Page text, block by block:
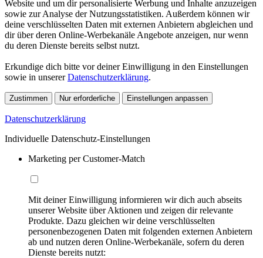
Website und um dir personalisierte Werbung und Inhalte anzuzeigen
sowie zur Analyse der Nutzungsstatistiken. Außerdem können wir
deine verschlüsselten Daten mit externen Anbietern abgleichen und
dir über deren Online-Werbekanäle Angebote anzeigen, nur wenn
du deren Dienste bereits selbst nutzt.
Erkundige dich bitte vor deiner Einwilligung in den Einstellungen
sowie in unsererDatenschutzerklärung.
Zustimmen Nur erforderliche Einstellungen anpassen
Datenschutzerklärung
Individuelle Datenschutz-Einstellungen
Marketing per Customer-Match
Mit deiner Einwilligung informieren wir dich auch abseits
unserer Website über Aktionen und zeigen dir relevante
Produkte. Dazu gleichen wir deine verschlüsselten
personenbezogenen Daten mit folgenden externen Anbietern
ab und nutzen deren Online-Werbekanäle, sofern du deren
Dienste bereits nutzt: